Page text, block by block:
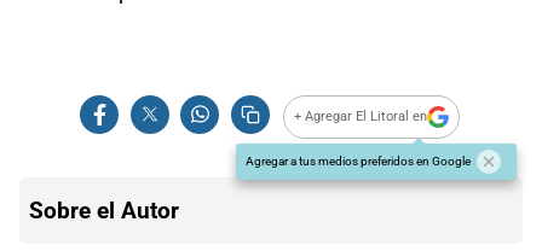
+ Agregar El Litoral en
Agregar a tus medios preferidos en Google
Sobre el Autor